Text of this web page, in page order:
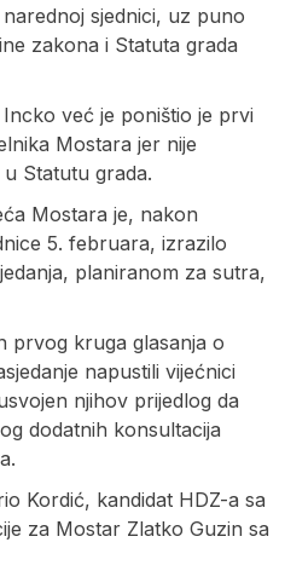
sjednici, uz puno
zakona i Statuta grada
već je poništio je prvi
Mostara jer nije
Statutu grada.
Mostara je, nakon
5. februara, izrazilo
planiranom za sutra,
prvog kruga glasanja o
napustili vijećnici
njihov prijedlog da
dodatnih konsultacija
Kordić, kandidat HDZ-a sa
za Mostar Zlatko Guzin sa